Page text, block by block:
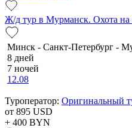
Ж/д тур в Мурманск. Охота на
Минск - Санкт-Петербург -
8 дней
7 ночей
12.08
Туроператор: Оригинальный
от 895 USD
+ 400 BYN